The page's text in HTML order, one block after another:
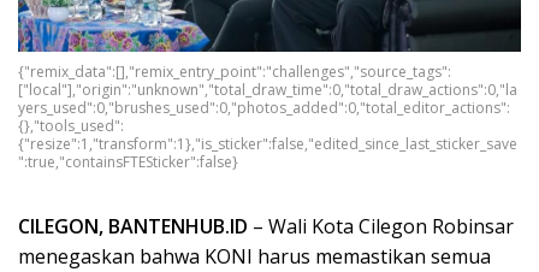
{"remix_data":[],"remix_entry_point":"challenges","source_tags":
["local"],"origin":"unknown","total_draw_time":0,"total_draw_actions":0,"la
yers_used":0,"brushes_used":0,"photos_added":0,"total_editor_actions":
{},"tools_used":
{"resize":1,"transform":1},"is_sticker":false,"edited_since_last_sticker_save
":true,"containsFTESticker":false}
CILEGON, BANTENHUB.ID – Wali Kota Cilegon Robinsar
menegaskan bahwa KONI harus memastikan semua